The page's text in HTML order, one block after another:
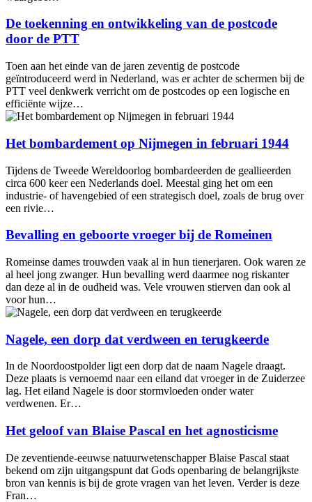
De toekenning en ontwikkeling van de postcode
door de PTT
Toen aan het einde van de jaren zeventig de postcode
geïntroduceerd werd in Nederland, was er achter de schermen bij de
PTT veel denkwerk verricht om de postcodes op een logische en
efficiënte wijze…
Het bombardement op Nijmegen in februari 1944
Tijdens de Tweede Wereldoorlog bombardeerden de geallieerden
circa 600 keer een Nederlands doel. Meestal ging het om een
industrie- of havengebied of een strategisch doel, zoals de brug over
een rivie…
Bevalling en geboorte vroeger bij de Romeinen
Romeinse dames trouwden vaak al in hun tienerjaren. Ook waren ze
al heel jong zwanger. Hun bevalling werd daarmee nog riskanter
dan deze al in de oudheid was. Vele vrouwen stierven dan ook al
voor hun…
Nagele, een dorp dat verdween en terugkeerde
In de Noordoostpolder ligt een dorp dat de naam Nagele draagt.
Deze plaats is vernoemd naar een eiland dat vroeger in de Zuiderzee
lag. Het eiland Nagele is door stormvloeden onder water
verdwenen. Er…
Het geloof van Blaise Pascal en het agnosticisme
De zeventiende-eeuwse natuurwetenschapper Blaise Pascal staat
bekend om zijn uitgangspunt dat Gods openbaring de belangrijkste
bron van kennis is bij de grote vragen van het leven. Verder is deze
Fran…